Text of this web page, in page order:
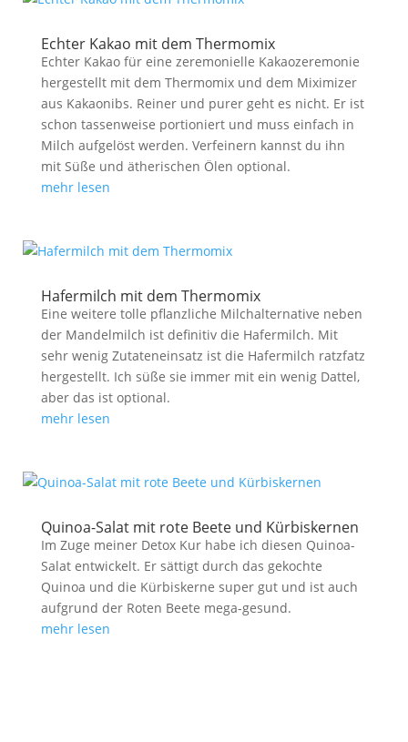
Echter Kakao mit dem Thermomix
Echter Kakao für eine zeremonielle Kakaozeremonie
hergestellt mit dem Thermomix und dem Miximizer
aus Kakaonibs. Reiner und purer geht es nicht. Er ist
schon tassenweise portioniert und muss einfach in
Milch aufgelöst werden. Verfeinern kannst du ihn
mit Süße und ätherischen Ölen optional.
mehr lesen
Hafermilch mit dem Thermomix
Eine weitere tolle pflanzliche Milchalternative neben
der Mandelmilch ist definitiv die Hafermilch. Mit
sehr wenig Zutateneinsatz ist die Hafermilch ratzfatz
hergestellt. Ich süße sie immer mit ein wenig Dattel,
aber das ist optional.
mehr lesen
Quinoa-Salat mit rote Beete und Kürbiskernen
Im Zuge meiner Detox Kur habe ich diesen Quinoa-
Salat entwickelt. Er sättigt durch das gekochte
Quinoa und die Kürbiskerne super gut und ist auch
aufgrund der Roten Beete mega-gesund.
mehr lesen